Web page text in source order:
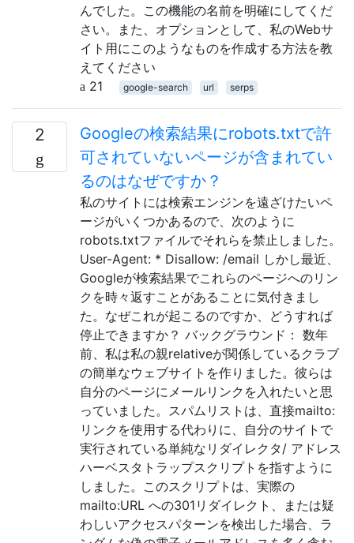
んでした。この機能の名前を明確にしてくだ
さい。また、オプションとして、私のWebサ
イト用にこのようなものを作成する方法を教
えてください
21
google-search url serps
2
Googleの検索結果にrobots.txtで許
可されていないページが含まれてい
るのはなぜですか？
私のサイトには検索エンジンを遠ざけたいペ
ージがいくつかあるので、次のように
robots.txtファイルでそれらを禁止しました。
User-Agent: * Disallow: /email しかし最近、
Googleが検索結果でこれらのページへのリン
クを時々返すことがあることに気付きまし
た。なぜこれが起こるのですか、どうすれば
停止できますか？ バックグラウンド： 数年
前、私は私の親relativeが関係しているクラブ
の簡単なウェブサイトを作りました。彼らは
自分のページにメールリンクを入れたいと思
っていました。スパムリストは、直接mailto:
リンクを使用する代わりに、自分のサイトで
実行されている単純なリダイレクタ/ アドレス
ハーベスタトラップスクリプトを指すように
しました。このスクリプトは、実際の
mailto:URL への301リダイレクト、または疑
わしいアクセスパターンを検出した場合、ラ